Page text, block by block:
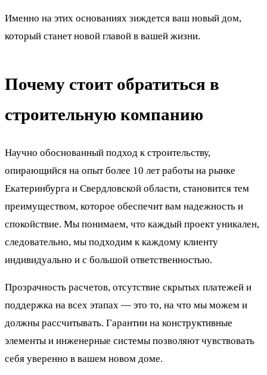
Именно на этих основаниях зиждется ваш новый дом,
который станет новой главой в вашей жизни.
Почему стоит обратиться в
строительную компанию
Научно обоснованный подход к строительству,
опирающийся на опыт более 10 лет работы на рынке
Екатеринбурга и Свердловской области, становится тем
преимуществом, которое обеспечит вам надежность и
спокойствие. Мы понимаем, что каждый проект уникален,
следовательно, мы подходим к каждому клиенту
индивидуально и с большой ответственностью.
Прозрачность расчетов, отсутствие скрытых платежей и
поддержка на всех этапах — это то, на что мы можем и
должны рассчитывать. Гарантии на конструктивные
элементы и инженерные системы позволяют чувствовать
себя уверенно в вашем новом доме.